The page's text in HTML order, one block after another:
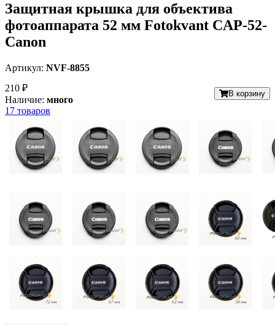
Защитная крышка для объектива
фотоаппарата 52 мм Fotokvant CAP-52-
Canon
Артикул: NVF-8855
210 ₽
Наличие: много
В корзину
17 товаров